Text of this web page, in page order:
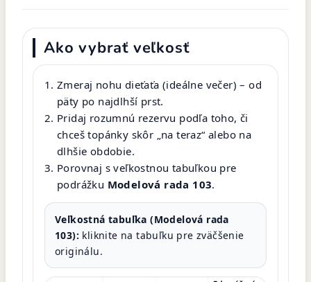
Ako vybrať veľkosť
Zmeraj nohu dieťaťa (ideálne večer) – od
päty po najdlhší prst.
Pridaj rozumnú rezervu podľa toho, či
chceš topánky skôr „na teraz“ alebo na
dlhšie obdobie.
Porovnaj s veľkostnou tabuľkou pre
podrážku Modelová rada 103.
Veľkostná tabuľka (Modelová rada
103): kliknite na tabuľku pre zväčšenie
originálu.